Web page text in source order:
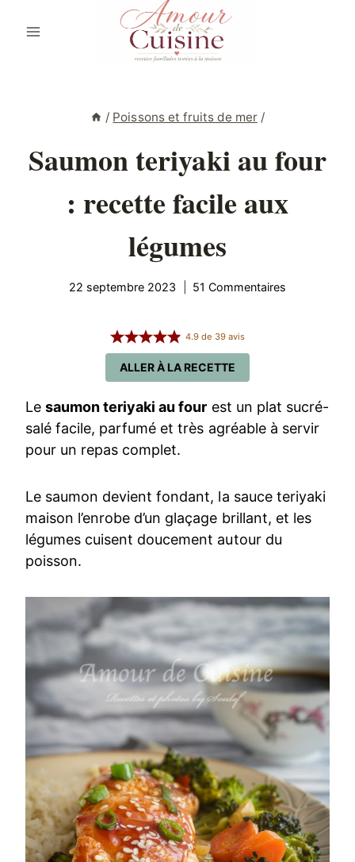
/ Poissons et fruits de mer /
Saumon teriyaki au four
: recette facile aux
légumes
22 septembre 2023 51 Commentaires
ALLER À LA RECETTE
4.9de 39avis
Lesaumon teriyaki au four est un plat sucré-
salé facile, parfumé et très agréable à servir
pour un repas complet.
Le saumon devient fondant, la sauce teriyaki
maison l’enrobe d’un glaçage brillant, et les
légumes cuisent doucement autour du
poisson.